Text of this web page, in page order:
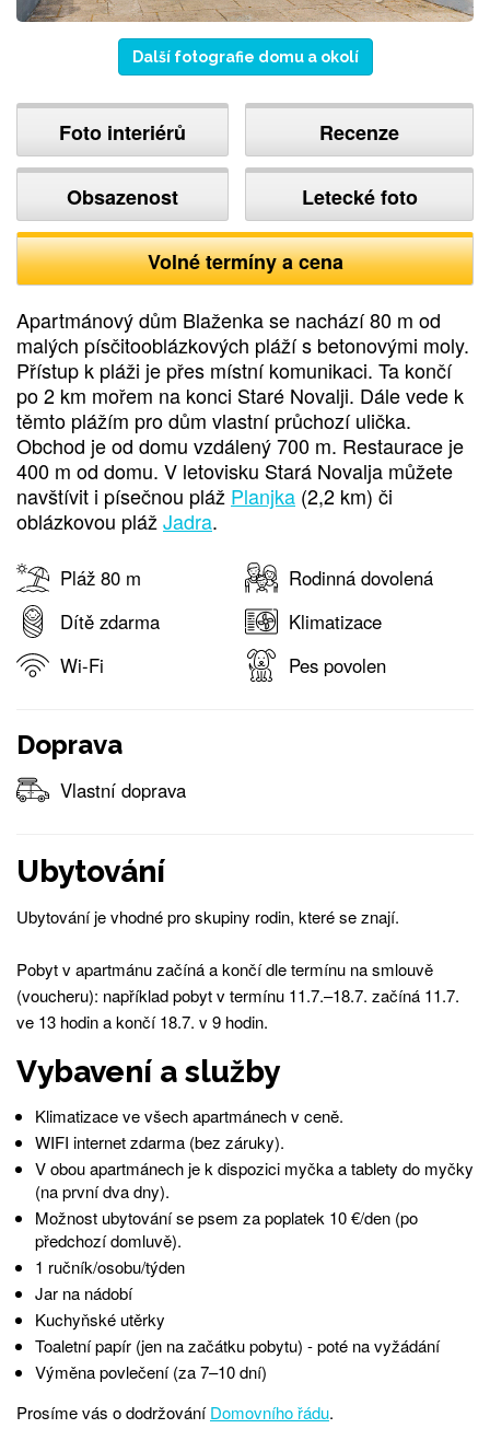
Další fotografie domu a okolí
Foto interiérů
Obsazenost
Recenze
Letecké foto
Volné termíny a cena
Apartmánový dům Blaženka se nachází 80 m od
malých písčitooblázkových pláží s betonovými moly.
Přístup k pláži je přes místní komunikaci. Ta končí
po 2 km mořem na konci Staré Novalji. Dále vede k
těmto plážím pro dům vlastní průchozí ulička.
Obchod je od domu vzdálený 700 m. Restaurace je
400 m od domu. V letovisku Stará Novalja můžete
navštívit i písečnou pláž Planjka (2,2 km) či
oblázkovou pláž Jadra.
Pláž 80 m
Rodinná dovolená
Dítě zdarma
Klimatizace
Wi-Fi
Pes povolen
Doprava
Vlastní doprava
Ubytování
Ubytování je vhodné pro skupiny rodin, které se znají.
Pobyt v apartmánu začíná a končí dle termínu na smlouvě
(voucheru): například pobyt v termínu 11.7.–18.7. začíná 11.7.
ve 13 hodin a končí 18.7. v 9 hodin.
Vybavení a služby
Klimatizace ve všech apartmánech v ceně.
WIFI internet zdarma (bez záruky).
V obou apartmánech je k dispozici myčka a tablety do myčky
(na první dva dny).
Možnost ubytování se psem za poplatek 10 €/den (po
předchozí domluvě).
1 ručník/osobu/týden
Jar na nádobí
Kuchyňské utěrky
Toaletní papír (jen na začátku pobytu) - poté na vyžádání
Výměna povlečení (za 7–10 dní)
Prosíme vás o dodržováníDomovního řádu.